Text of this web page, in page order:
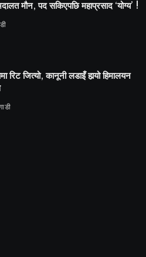
मौन, पद सकिएपछि महाप्रसाद ‘योग्य’ !
रिट जित्यो, कानूनी लडाइँ हार्‍यो हिमालयन